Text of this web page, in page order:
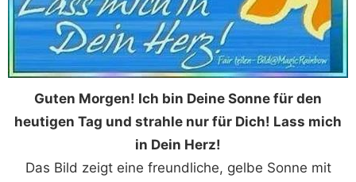
Guten Morgen! Ich bin Deine Sonne für den
heutigen Tag und strahle nur für Dich! Lass mich
in Dein Herz!
Das Bild zeigt eine freundliche, gelbe Sonne mit